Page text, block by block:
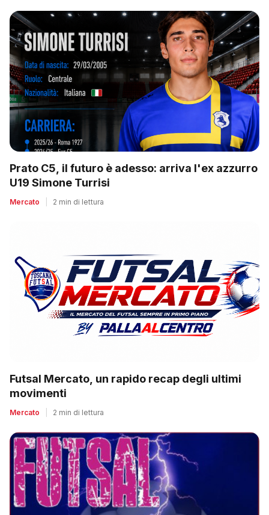
Prato C5, il futuro è adesso: arriva l'ex azzurro
U19 Simone Turrisi
Mercato 2 min di lettura
Futsal Mercato, un rapido recap degli ultimi
movimenti
Mercato 2 min di lettura